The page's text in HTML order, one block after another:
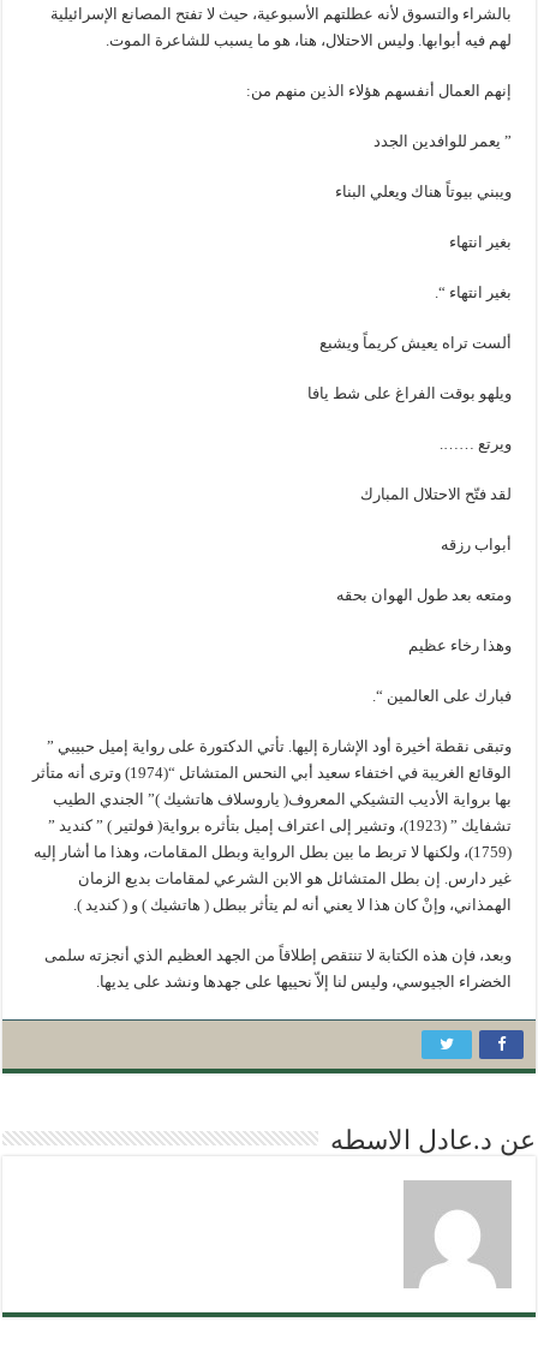
بالشراء والتسوق لأنه عطلتهم الأسبوعية، حيث لا تفتح المصانع الإسرائيلية
لهم فيه أبوابها. وليس الاحتلال، هنا، هو ما يسبب للشاعرة الموت.
إنهم العمال أنفسهم هؤلاء الذين منهم من:
” يعمر للوافدين الجدد
ويبني بيوتاً هناك ويعلي البناء
بغير انتهاء
بغير انتهاء “.
ألست تراه يعيش كريماً ويشبع
ويلهو بوقت الفراغ على شط يافا
ويرتع …….
لقد فتّح الاحتلال المبارك
أبواب رزقه
ومتعه بعد طول الهوان بحقه
وهذا رخاء عظيم
فبارك على العالمين “.
وتبقى نقطة أخيرة أود الإشارة إليها. تأتي الدكتورة على رواية إميل حبيبي ”
الوقائع الغريبة في اختفاء سعيد أبي النحس المتشاتل “(1974) وترى أنه متأثر
بها برواية الأديب التشيكي المعروف( ياروسلاف هاتشيك )” الجندي الطيب
تشفايك ” (1923)، وتشير إلى اعتراف إميل بتأثره برواية( فولتير ) ” كنديد ”
(1759)، ولكنها لا تربط ما بين بطل الرواية وبطل المقامات، وهذا ما أشار إليه
غير دارس. إن بطل المتشائل هو الابن الشرعي لمقامات بديع الزمان
الهمذاني، وإنْ كان هذا لا يعني أنه لم يتأثر ببطل ( هاتشيك ) و ( كنديد ).
وبعد، فإن هذه الكتابة لا تنتقص إطلاقاً من الجهد العظيم الذي أنجزته سلمى
الخضراء الجيوسي، وليس لنا إلاّ نحييها على جهدها ونشد على يديها.
عن د.عادل الاسطه